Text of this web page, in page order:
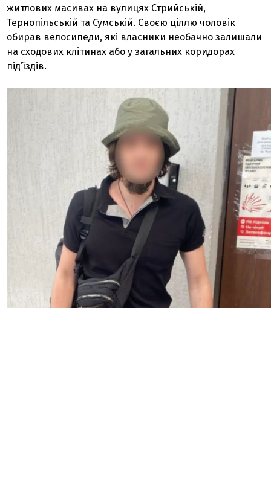
житлових масивах на вулицях Стрийській,
Тернопільській та Сумській. Своєю ціллю чоловік
обирав велосипеди, які власники необачно залишали
на сходових клітинах або у загальних коридорах
під’їздів.